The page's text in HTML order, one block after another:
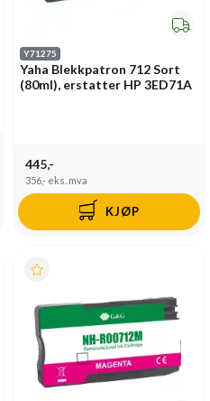
Y71275
Yaha Blekkpatron 712 Sort
(80ml), erstatter HP 3ED71A
445,-
356,- eks. mva
KJØP